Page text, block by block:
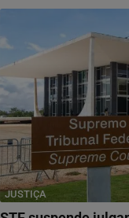
JUSTIÇA